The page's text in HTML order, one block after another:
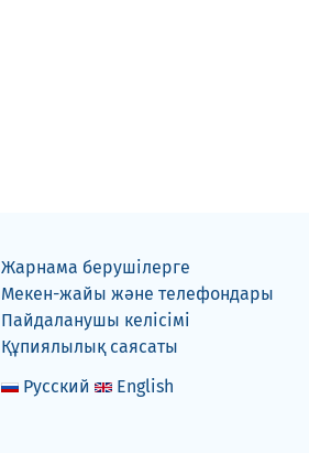
Жарнама берушілерге
Мекен-жайы және телефондары
Пайдаланушы келісімі
Құпиялылық саясаты
Русский
English